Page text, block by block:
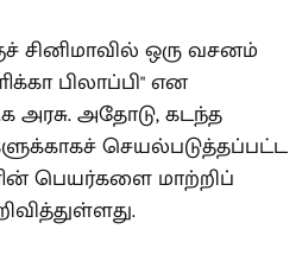
சினிமாவில் ஒரு வசனம்
பிலாப்பி" என
அரசு. அதோடு, கடந்த
செயல்படுத்தப்பட்ட
பெயர்களை மாற்றிப்